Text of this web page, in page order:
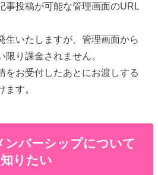
事投稿が可能な管理画面のURL
いたしますが、管理画面から
り課金されません。
お受付したあとにお渡しする
す。
ンバーシップについて
りたい